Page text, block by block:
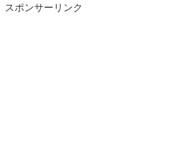
スポンサーリンク